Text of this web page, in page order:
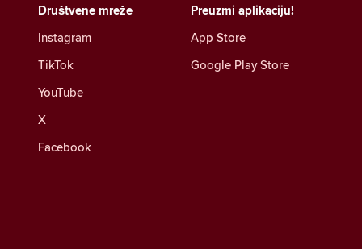
Društvene mreže
Instagram
TikTok
YouTube
X
Facebook
Preuzmi aplikaciju!
App Store
Google Play Store